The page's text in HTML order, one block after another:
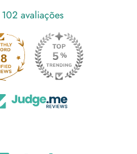
102 avaliações